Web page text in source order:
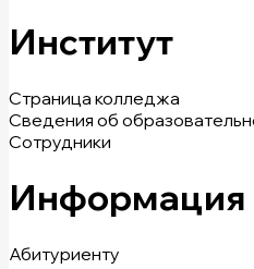
Институт
Страница колледжа
Сведения об
Сотрудники
Информация
Абитуриенту